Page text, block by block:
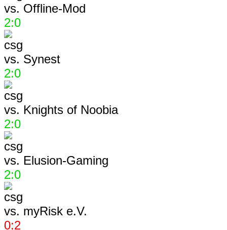
vs. Offline-Mod
2:0
vs. Synest
2:0
vs. Knights of Noobia
2:0
vs. Elusion-Gaming
2:0
vs. myRisk e.V.
0:2